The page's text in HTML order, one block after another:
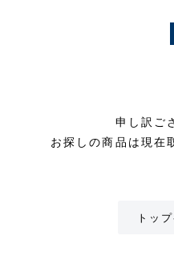
申し訳ご
お探しの商品は現在
トッ